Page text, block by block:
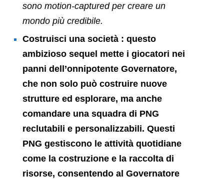
sono motion-captured per creare un
mondo più credibile.
Costruisci una società : questo
ambizioso sequel mette i giocatori nei
panni dell’onnipotente Governatore,
che non solo può costruire nuove
strutture ed esplorare, ma anche
comandare una squadra di PNG
reclutabili e personalizzabili. Questi
PNG gestiscono le attività quotidiane
come la costruzione e la raccolta di
risorse, consentendo al Governatore